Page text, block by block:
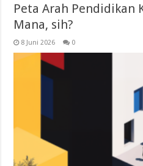
Peta Arah Pendidikan
Mana, sih?
8 Juni 2026 0